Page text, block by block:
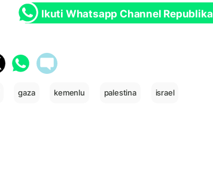
Ikuti Whatsapp Channel Republika
gaza kemenlu palestina israel